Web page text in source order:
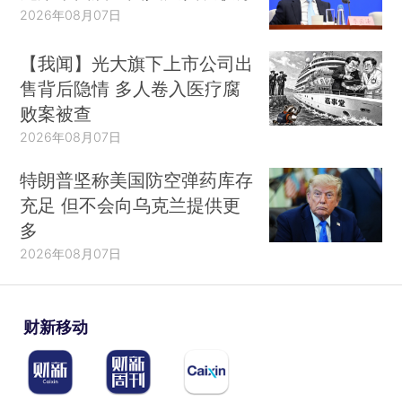
2026年08月07日
【我闻】光大旗下上市公司出
售背后隐情 多人卷入医疗腐
败案被查
2026年08月07日
特朗普坚称美国防空弹药库存
充足 但不会向乌克兰提供更
多
2026年08月07日
财新移动